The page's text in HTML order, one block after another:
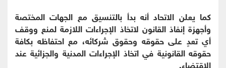
كما يعلن الاتحاد أنه بدأ بالتنسيق مع الجهات المختصة
وأجهزة إنفاذ القانون لاتخاذ الإجراءات اللازمة لمنع ووقف
أي تعدٍ على حقوقه وحقوق شركائه، مع احتفاظه بكافة
حقوقه القانونية في اتخاذ الإجراءات المدنية والجزائية عند
الاقتضاء.